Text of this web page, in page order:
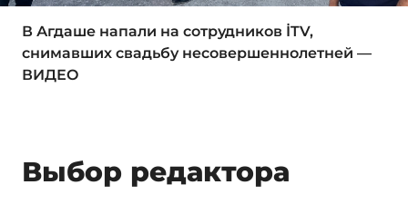
В Агдаше напали на сотрудников İTV,
снимавших свадьбу несовершеннолетней —
ВИДЕО
Выбор редактора